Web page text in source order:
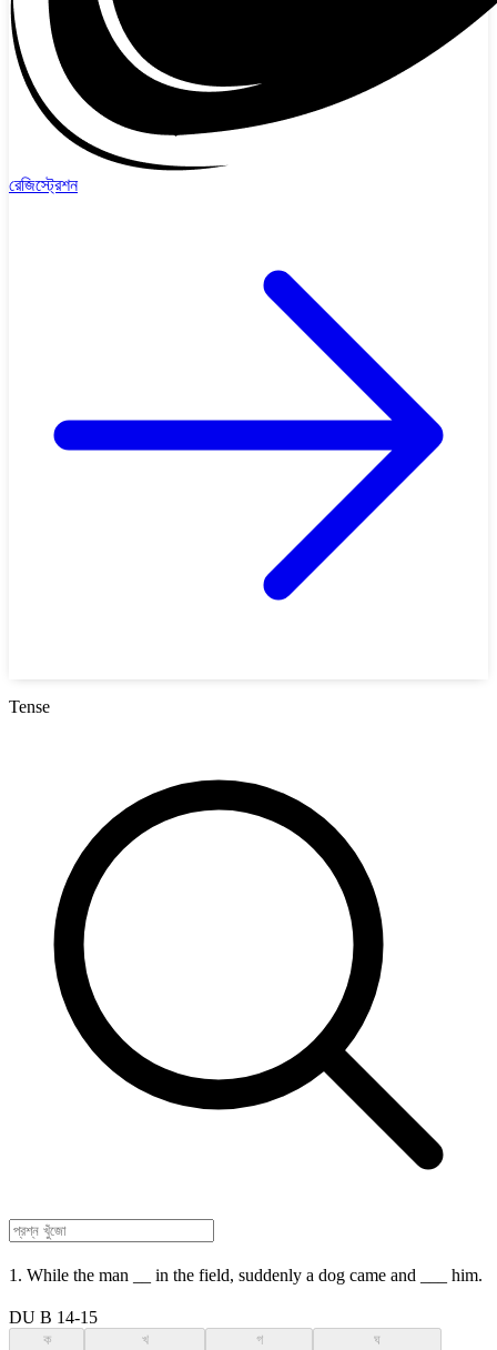
রেজিস্ট্রেশন
Tense
1. While the man __ in the field, suddenly a dog came and ___ him.
DU B 14-15
ক খ গ ঘ